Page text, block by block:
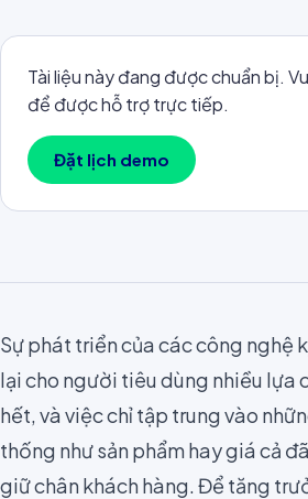
Tài liệu này đang được chuẩn bị.
để được hỗ trợ trực tiếp.
Đặt lịch demo
Sự phát triển của các công nghệ
lại cho người tiêu dùng nhiều lựa
hết, và việc chỉ tập trung vào
thống như sản phẩm hay giá cả
giữ chân khách hàng. Để tăng